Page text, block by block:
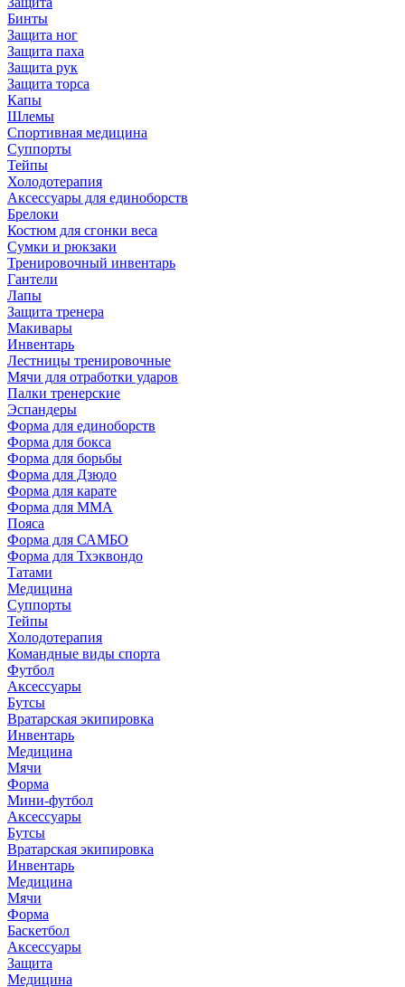
Бинты
Защита ног
Защита паха
Защита рук
Защита торса
Капы
Шлемы
Спортивная медицина
Суппорты
Тейпы
Холодотерапия
Аксессуары для единоборств
Брелоки
Костюм для сгонки веса
Сумки и рюкзаки
Тренировочный инвентарь
Гантели
Лапы
Защита тренера
Макивары
Инвентарь
Лестницы тренировочные
Мячи для отработки ударов
Палки тренерские
Эспандеры
Форма для единоборств
Форма для бокса
Форма для борьбы
Форма для Дзюдо
Форма для карате
Форма для MMA
Пояса
Форма для САМБО
Форма для Тхэквондо
Татами
Медицина
Суппорты
Тейпы
Холодотерапия
Командные виды спорта
Футбол
Аксессуары
Бутсы
Вратарская экипировка
Инвентарь
Медицина
Мячи
Форма
Мини-футбол
Аксессуары
Бутсы
Вратарская экипировка
Инвентарь
Медицина
Мячи
Форма
Баскетбол
Аксессуары
Защита
Медицина